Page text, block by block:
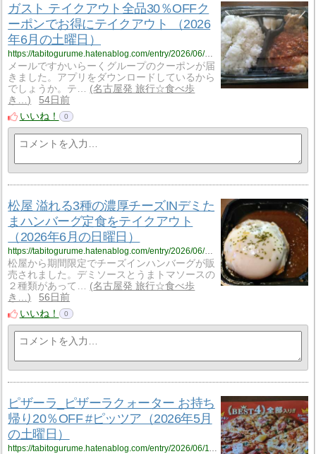
ガスト テイクアウト全品30％OFFク
ーポンでお得にテイクアウト （2026
年6月の土曜日）
https://tabitogurume.hatenablog.com/entry/2026/06/16/075343
メールですかいらーくグループのクーポンが届
きました。アプリをダウンロードしているから
でしょうか。テ…
名古屋発 旅行☆食べ歩
き…
54日前
いいね！
0
松屋 溢れる3種の濃厚チーズINデミた
まハンバーグ定食をテイクアウト
（2026年6月の日曜日）
https://tabitogurume.hatenablog.com/entry/2026/06/13/105229
松屋から期間限定でチーズインハンバーグが販
売されました。デミソースとうまトマソースの
２種類があって…
名古屋発 旅行☆食べ歩
き…
56日前
いいね！
0
ピザーラ_ピザーラクォーター お持ち
帰り20％OFF #ピッツア（2026年5月
の土曜日）